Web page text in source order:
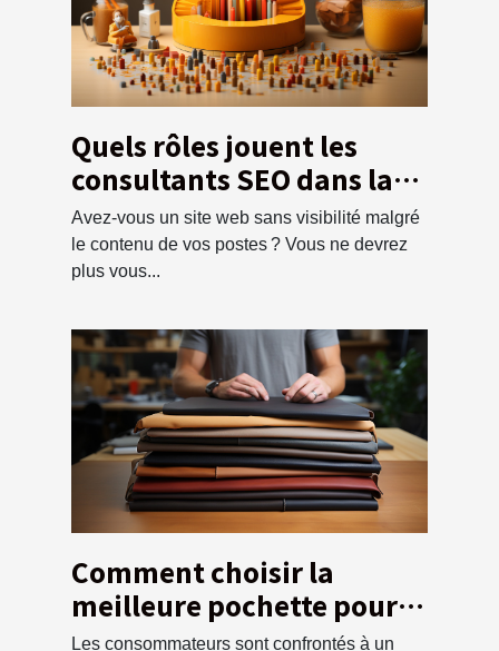
Quels rôles jouent les
consultants SEO dans la
visibilité d’un site web ?
Avez-vous un site web sans visibilité malgré
le contenu de vos postes ? Vous ne devrez
plus vous...
Comment choisir la
meilleure pochette pour
votre ordinateur ?
Les consommateurs sont confrontés à un